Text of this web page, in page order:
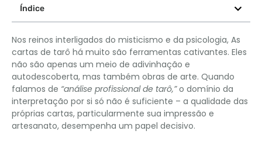
Índice
Nos reinos interligados do misticismo e da psicologia, As
cartas de tarô há muito são ferramentas cativantes. Eles
não são apenas um meio de adivinhação e
autodescoberta, mas também obras de arte. Quando
falamos de “análise profissional de tarô,”o domínio da
interpretação por si só não é suficiente – a qualidade das
próprias cartas, particularmente sua impressão e
artesanato, desempenha um papel decisivo.